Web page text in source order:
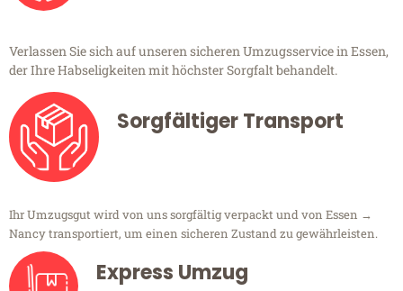
Verlassen Sie sich auf unseren sicheren Umzugsservice in Essen,
der Ihre Habseligkeiten mit höchster Sorgfalt behandelt.
Sorgfältiger Transport
Ihr Umzugsgut wird von uns sorgfältig verpackt und von Essen →
Nancy transportiert, um einen sicheren Zustand zu gewährleisten.
Express Umzug